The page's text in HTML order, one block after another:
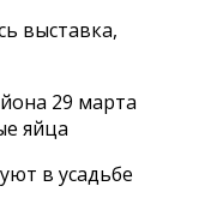
выставка,
29 марта
яйца
в усадьбе